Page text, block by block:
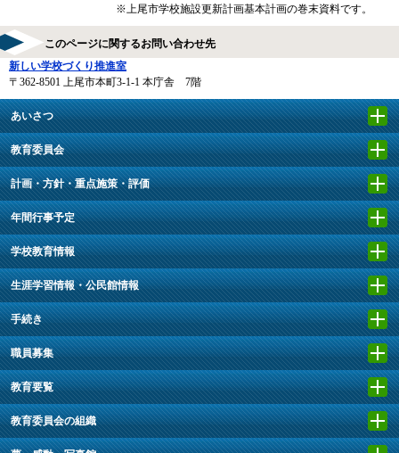
※上尾市学校施設更新計画基本計画の巻末資料です。
このページに関するお問い合わせ先
新しい学校づくり推進室
〒362-8501 上尾市本町3-1-1 本庁舎 7階
あいさつ
教育委員会
計画・方針・重点施策・評価
年間行事予定
学校教育情報
生涯学習情報・公民館情報
手続き
職員募集
教育要覧
教育委員会の組織